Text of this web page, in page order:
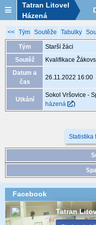
Tatran Litovel
Házená
<< Tým Soutěže Tabulky
Tým
Starší žáci
Soutěž
Kvalifikace
Datum a
čas
26.11.2022 16:00
Utkání
Sokol Vršovice -
házená
)
Statistika
Facebook
Tatran